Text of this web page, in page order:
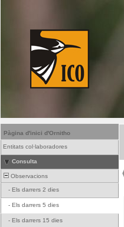
Pàgina d'inici d'Ornitho
Entitats col·laboradores
Consulta
Observacions
- Els darrers 2 dies
- Els darrers 5 dies
- Els darrers 15 dies